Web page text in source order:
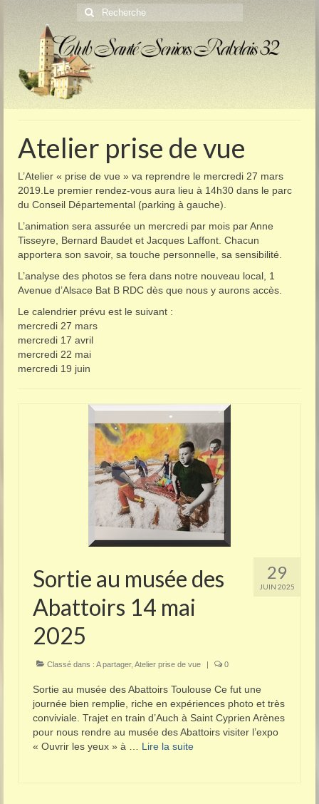
Rechercher
:
Atelier prise de vue
L’Atelier « prise de vue » va reprendre le mercredi 27 mars
2019.Le premier rendez-vous aura lieu à 14h30 dans le parc
du Conseil Départemental (parking à gauche).
L’animation sera assurée un mercredi par mois par Anne
Tisseyre, Bernard Baudet et Jacques Laffont. Chacun
apportera son savoir, sa touche personnelle, sa sensibilité.
L’analyse des photos se fera dans notre nouveau local, 1
Avenue d’Alsace Bat B RDC dès que nous y aurons accès.
Le calendrier prévu est le suivant :
mercredi 27 mars
mercredi 17 avril
mercredi 22 mai
mercredi 19 juin
29
JUIN 2025
Sortie au musée des
Abattoirs 14 mai
2025
Classé dans : A partager, Atelier prise de vue | 0
Sortie au musée des Abattoirs Toulouse Ce fut une
journée bien remplie, riche en expériences photo et très
conviviale. Trajet en train d’Auch à Saint Cyprien Arènes
pour nous rendre au musée des Abattoirs visiter l’expo
« Ouvrir les yeux » à … Lire la suite­­